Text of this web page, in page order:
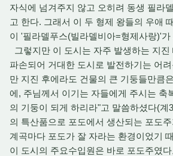
자식에 넘겨주지 않고 오히려 동생 필라
고 한다. 그래서 이 두 형제 왕들의 우애
이 '필라델푸스(빌라델비아=형제사랑)'
그렇지만 이 도시는 자주 발생하는 지
파손되어 거대한 도시로 발전하기는 어
만 지진 후에라도 건물의 큰 기둥들만큼
에, 주님께서 이기는 자들에게 주시는 축
의 기둥이 되게 하리라"고 말씀하셨다(계
의 특산품으로 포도에서 생산되는 포도
계곡마다 포도가 잘 자라는 환경이었기
이 도시의 주요수입원은 바로 포도주였